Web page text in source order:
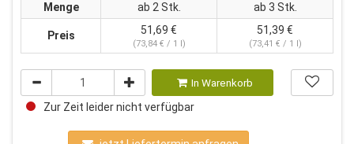
Menge ab 2 Stk. ab 3 Stk.
Preis 51,69 €
(73,84 € / 1 l)
51,39 €
(73,41 € / 1 l)
In Warenkorb
Zur Zeit leider nicht verfügbar